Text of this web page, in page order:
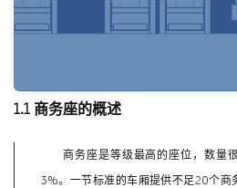
1.1 商务座的概述
商务座是等级最高的座位，数量
3%。一节标准的车厢提供不足20个商